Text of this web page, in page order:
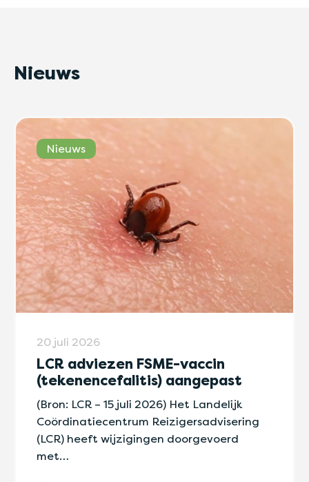
Nieuws
Nieuws
20 juli 2026
LCR adviezen FSME-vaccin
(tekenencefalitis) aangepast
(Bron: LCR – 15 juli 2026) Het Landelijk
Coördinatiecentrum Reizigersadvisering
(LCR) heeft wijzigingen doorgevoerd
met…